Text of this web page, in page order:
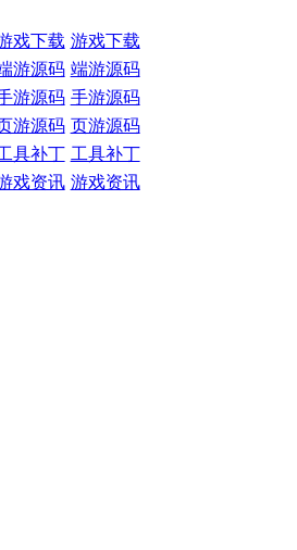
游戏下载
端游源码
手游源码
页游源码
工具补丁
游戏资讯